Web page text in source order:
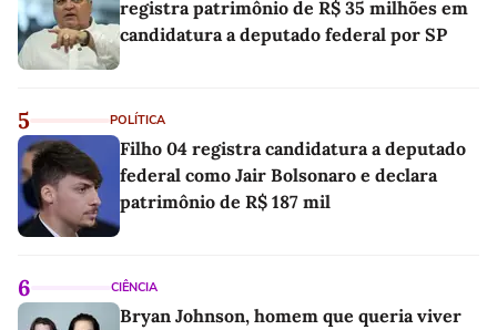
registra patrimônio de R$ 35 milhões em
candidatura a deputado federal por SP
5 POLÍTICA
Filho 04 registra candidatura a deputado
federal como Jair Bolsonaro e declara
patrimônio de R$ 187 mil
6 CIÊNCIA
Bryan Johnson, homem que queria viver